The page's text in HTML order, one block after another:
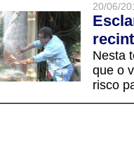
20/06/
Nesta
que o
risco